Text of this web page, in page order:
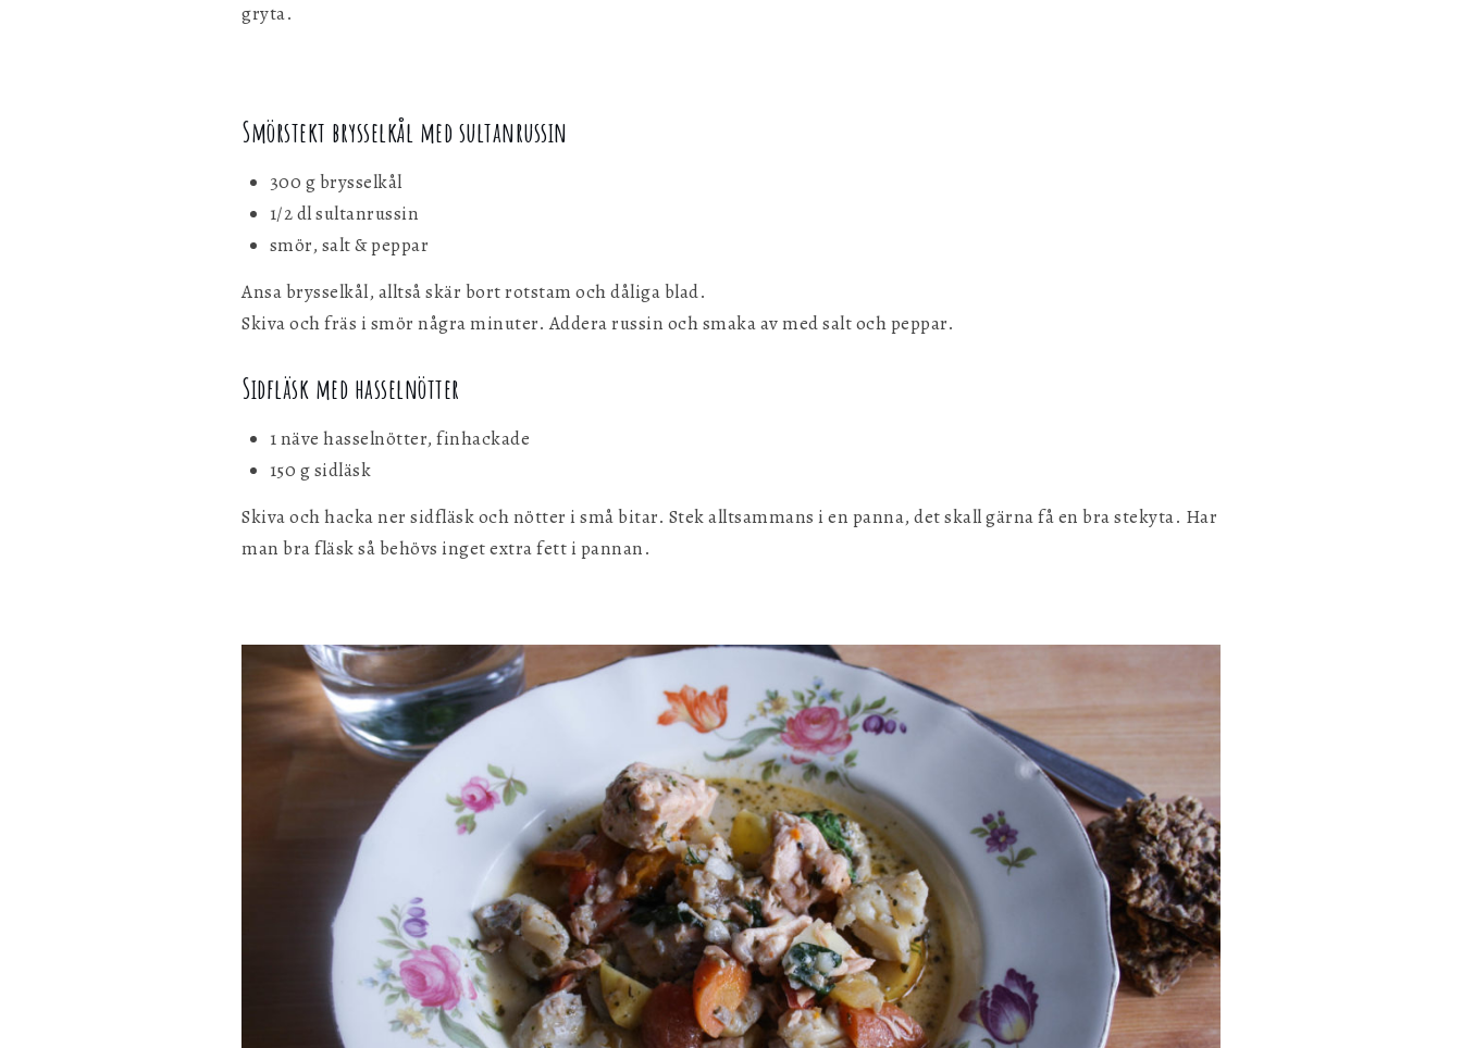
gryta.
Smörstekt brysselkål med sultanrussin
300 g brysselkål
1/2 dl sultanrussin
smör, salt & peppar
Ansa brysselkål, alltså skär bort rotstam och dåliga blad.
Skiva och fräs i smör några minuter. Addera russin och smaka av med salt och peppar.
Sidfläsk med hasselnötter
1 näve hasselnötter, finhackade
150 g sidläsk
Skiva och hacka ner sidfläsk och nötter i små bitar. Stek alltsammans i en panna, det skall gärna få en bra stekyta. Har
man bra fläsk så behövs inget extra fett i pannan.